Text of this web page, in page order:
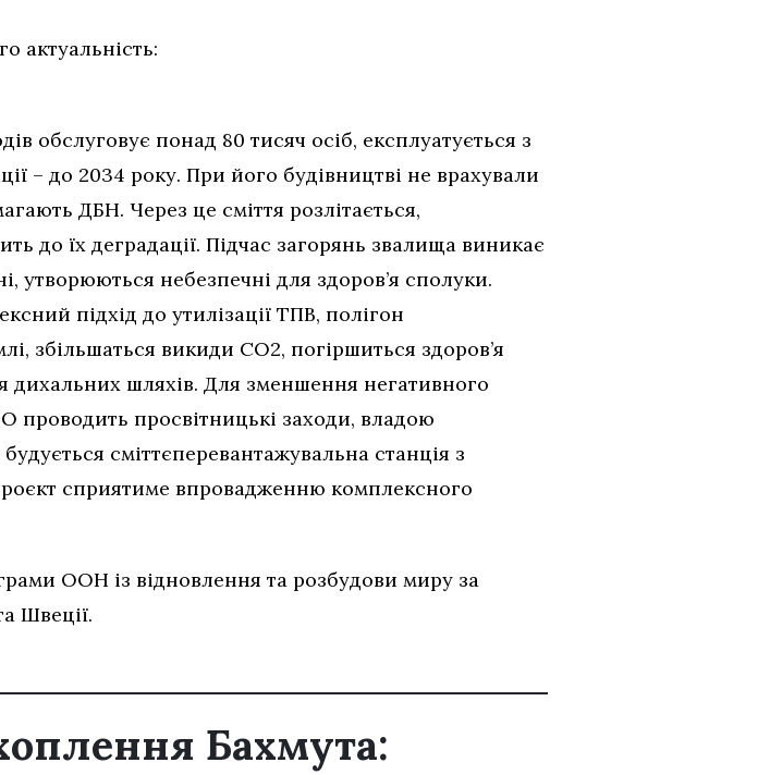
актуальність:
обслуговує понад 80 тисяч осіб, експлуатується з
– до 2034 року. При його будівництві не врахували
ДБН. Через це сміття розлітається,
до їх деградації. Підчас загорянь звалища виникає
утворюються небезпечні для здоров’я сполуки.
підхід до утилізації ТПВ, полігон
збільшаться викиди СО2, погіршиться здоров’я
дихальних шляхів. Для зменшення негативного
просвітницькі заходи, владою
сміттєперевантажувальна станція з
сприятиме впровадженню комплексного
ООН із відновлення та розбудови миру за
Швеції.
Бахмута: